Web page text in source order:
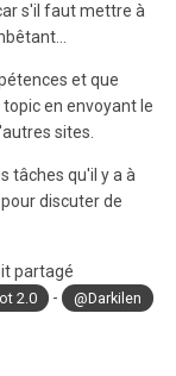
s'il faut mettre à
et que
en envoyant le
sites.
tâches qu'il y a à
discuter de
partagé
2.0 - @Darkilen